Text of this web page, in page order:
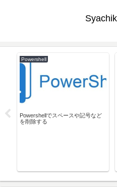
Powershell
Powershellでスペースや記号など
を削除する